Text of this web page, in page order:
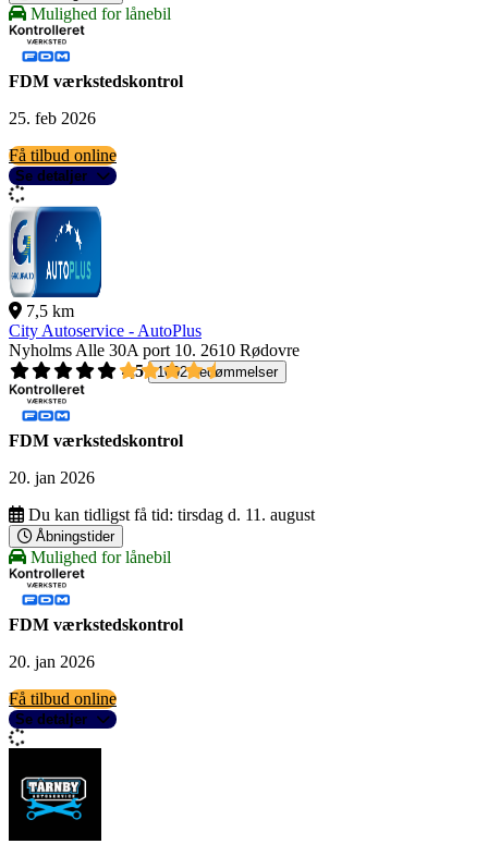
Mulighed for lånebil
FDM værkstedskontrol
25. feb 2026
Få tilbud online
Se detaljer
7,5 km
City Autoservice - AutoPlus
Nyholms Alle 30A port 10. 2610 Rødovre
4,5
1092 bedømmelser
FDM værkstedskontrol
20. jan 2026
Du kan tidligst få tid: tirsdag d. 11. august
Åbningstider
Mulighed for lånebil
FDM værkstedskontrol
20. jan 2026
Få tilbud online
Se detaljer